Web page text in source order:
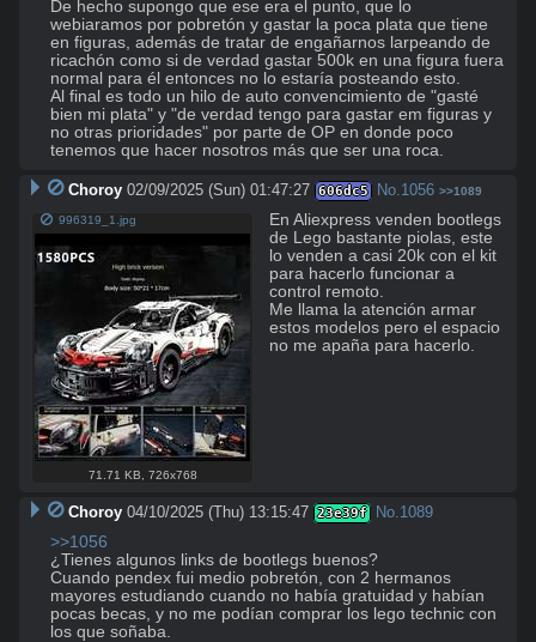
De hecho supongo que ese era el punto, que lo
webiaramos por pobretón y gastar la poca plata que tiene
en figuras, además de tratar de engañarnos larpeando de
ricachón como si de verdad gastar 500k en una figura fuera
normal para él entonces no lo estaría posteando esto.
Al final es todo un hilo de auto convencimiento de "gasté
bien mi plata" y "de verdad tengo para gastar em figuras y
no otras prioridades" por parte de OP en donde poco
tenemos que hacer nosotros más que ser una roca.
Choroy 02/09/2025 (Sun) 01:47:27 606dc5 No. 1056 >>1089
996319_1.jpg
71.71 KB 726x768
En Aliexpress venden bootlegs
de Lego bastante piolas, este
lo venden a casi 20k con el kit
para hacerlo funcionar a
control remoto.
Me llama la atención armar
estos modelos pero el espacio
no me apaña para hacerlo.
Choroy 04/10/2025 (Thu) 13:15:47 23e39f No. 1089
>>1056
¿Tienes algunos links de bootlegs buenos?
Cuando pendex fui medio pobretón, con 2 hermanos
mayores estudiando cuando no había gratuidad y habían
pocas becas, y no me podían comprar los lego technic con
los que soñaba.